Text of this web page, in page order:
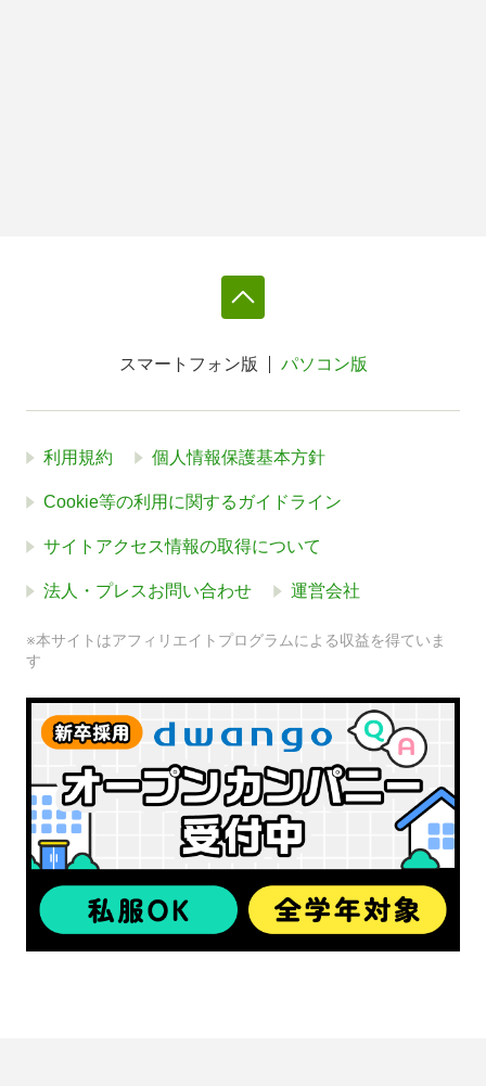
スマートフォン版 パソコン版
利用規約 個人情報保護基本方針
Cookie等の利用に関するガイドライン
サイトアクセス情報の取得について
法人・プレスお問い合わせ 運営会社
※本サイトはアフィリエイトプログラムによる収益を得ていま
す